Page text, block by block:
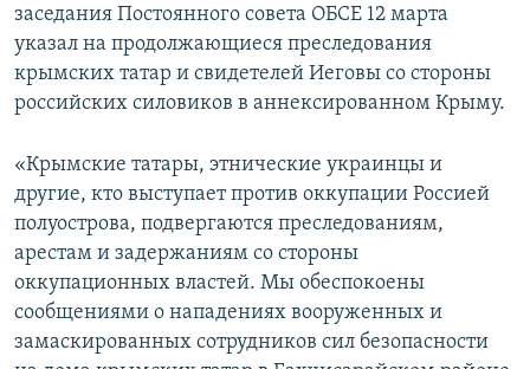
заседания Постоянного совета ОБСЕ 12 марта
указал на продолжающиеся преследования
крымских татар и свидетелей Иеговы со стороны
российских силовиков в аннексированном Крыму.
«Крымские татары, этнические украинцы и
другие, кто выступает против оккупации Россией
полуострова, подвергаются преследованиям,
арестам и задержаниям со стороны
оккупационных властей. Мы обеспокоены
сообщениями о нападениях вооруженных и
замаскированных сотрудников сил безопасности